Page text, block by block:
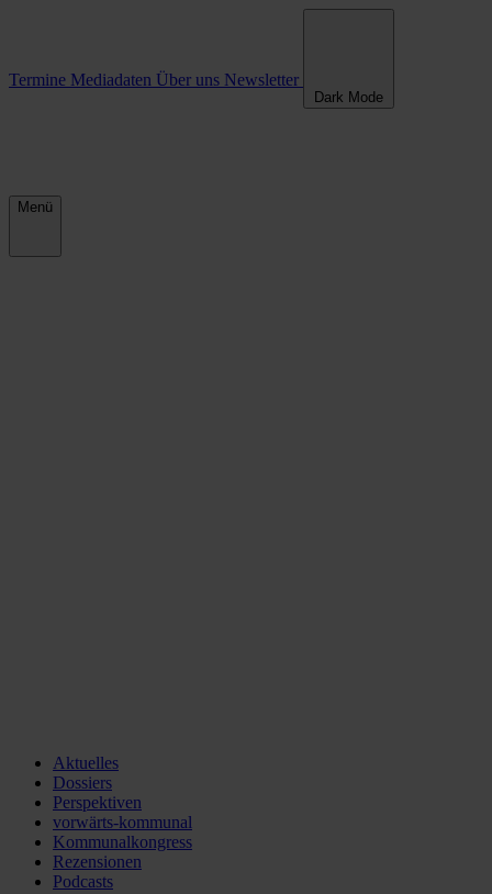
Termine Mediadaten Über uns Newsletter
Dark Mode
Menü
Aktuelles
Dossiers
Perspektiven
vorwärts-kommunal
Kommunalkongress
Rezensionen
Podcasts